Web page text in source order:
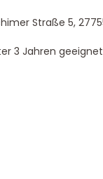
Straße 5,
3 Jahren